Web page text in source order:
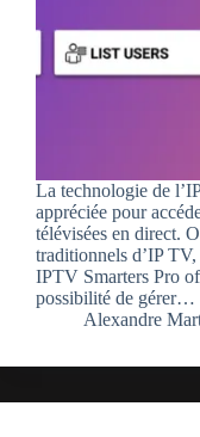
La technologie de
appréciée pour
télévisées en direct.
traditionnels d’IP
IPTV Smarters Pro
possibilité de gérer…
Alexandre